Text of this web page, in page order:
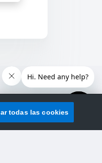
todas las cookies